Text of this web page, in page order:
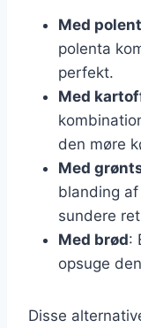
Med
polenta
perfekt.
Med
den møre
Med
blanding
sundere
Med brød:
opsuge
Disse